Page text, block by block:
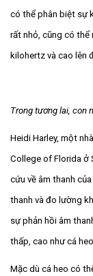
có thể phân biệt sự
rất nhỏ, cũng có thể
kilohertz và cao lên
Trong tương lai, con
Heidi Harley, một
College of Florida ở
cứu về âm thanh
thanh và đo lường
sự phản hồi âm
thấp, cao như cá heo.
Mặc dù cá heo có